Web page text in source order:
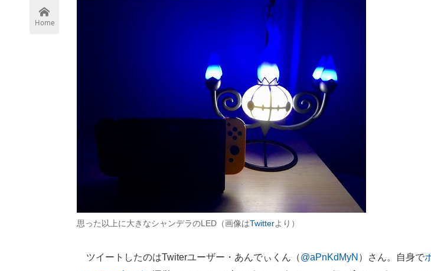
Home
思った以上に大きなシャンデラのLED（画像はTwitterより）
ツイートしたのはTwiterユーザー・あんでぃくん（@aPnKdMyN ）さん。自身で